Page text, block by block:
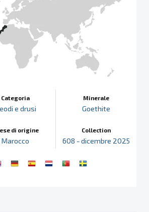
Categoria
e drusi
di origine
Marocco
Minerale
Goethite
Collection
608 - dicembre 2025